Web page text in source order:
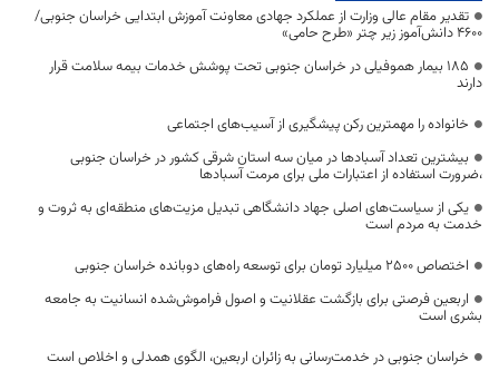
تقدیر مقام عالی وزارت از عملکرد جهادی معاونت آموزش ابتدایی خراسان جنوبی/
۴۶۰۰ دانش‌آموز زیر چتر «طرح حامی»
۱۸۵ بیمار هموفیلی در خراسان جنوبی تحت پوشش خدمات بیمه سلامت قرار
دارند
خانواده را مهمترین رکن پیشگیری از آسیب‌های اجتماعی
بیشترین تعداد آسبادها در میان سه استان شرقی کشور در خراسان جنوبی
،ضرورت استفاده از اعتبارات ملی برای مرمت آسبادها
یکی از سیاست‌های اصلی جهاد دانشگاهی تبدیل مزیت‌های منطقه‌ای به ثروت و
خدمت به مردم است
اختصاص 2500 میلیارد تومان برای توسعه راه‌های دوبانده خراسان جنوبی
اربعین فرصتی برای بازگشت عقلانیت و اصول فراموش‌شده انسانیت به جامعه
بشری است
خراسان جنوبی در خدمت‌رسانی به زائران اربعین، الگوی همدلی و اخلاص است